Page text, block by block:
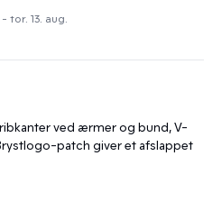
tor. 13. aug.
ved ærmer og bund, V-
patch giver et afslappet